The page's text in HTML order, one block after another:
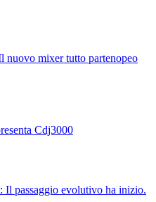
mixer tutto partenopeo
Cdj3000
Il passaggio evolutivo ha inizio.